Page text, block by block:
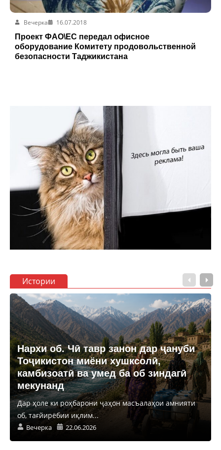
Вечерка
16.07.2018
Проект ФАО\ЕС передал офисное
оборудование Комитету продовольственной
безопасности Таджикистана
Истории
Нархи об. Чӣ тавр занон дар ҷануби
Тоҷикистон миёни хушксолӣ,
камбизоатӣ ва умед ба об зиндагӣ
мекунанд
Дар ҳоле ки роҳбарони ҷаҳон масъалаҳои амнияти
об, тағйирёбии иқлим...
Вечерка 22.06.2026